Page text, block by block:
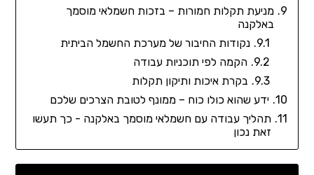
מניעת תקלות חמורות – בזכות חשמלאי מוסמך
באלקנה
נקודות החיבור של מערכת החשמל הביתית
הקמה לפי תוכניות עבודה
בקרת איכות ותיקון תקלות
ידע שהוא כולו כוח – ממונף לטובת הצרכים שלכם
תהליך עבודה עם חשמלאי מוסמך באלקנה - כך תעשו
זאת נכון